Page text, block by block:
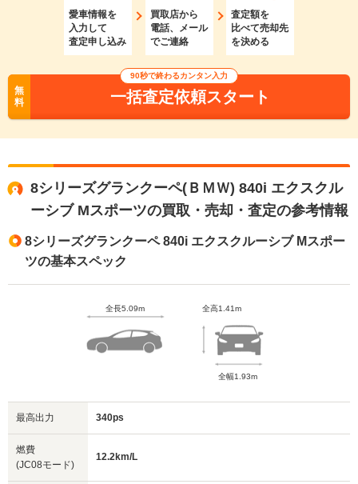
愛車情報を
入力して
査定申し込み
買取店から
電話、メール
でご連絡
査定額を
比べて売却先
を決める
無
料
90秒で終わるカンタン入力
一括査定依頼スタート
8シリーズグランクーペ(ＢＭＷ) 840i エクスクル
ーシブ Mスポーツの買取・売却・査定の参考情報
8シリーズグランクーペ 840i エクスクルーシブ Mスポー
ツの基本スペック
全長5.09m 全高1.41m
全幅1.93m
最高出力 340ps
燃費
(JC08モード)
12.2km/L